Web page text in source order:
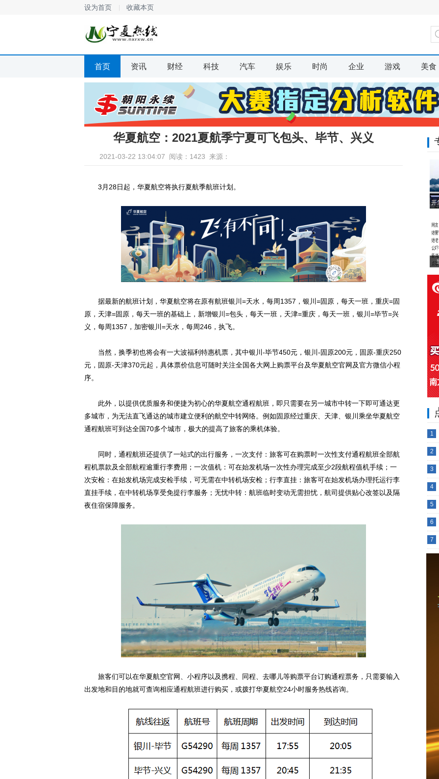
设为首页 收藏本页
首页 资讯 财经 科技 汽车 娱乐 时尚 企业 游戏 美食
华夏航空：2021夏航季宁夏可飞包头、毕节、兴义
2021-03-22 13:04:07 阅读：1423 来源：
3月28日起，华夏航空将执行夏航季航班计划。
据最新的航班计划，华夏航空将在原有航班银川=天水，每周1357，银川=固原，每天一班，重庆=固
原，天津=固原，每天一班的基础上，新增银川=包头，每天一班，天津=重庆，每天一班，银川=毕节=兴
义，每周1357，加密银川=天水，每周246，执飞。
当然，换季初也将会有一大波福利特惠机票，其中银川-毕节450元，银川-固原200元，固原-重庆250
元，固原-天津370元起，具体票价信息可随时关注全国各大网上购票平台及华夏航空官网及官方微信小程
序。
此外，以提供优质服务和便捷为初心的华夏航空通程航班，即只需要在另一城市中转一下即可通达更
多城市，为无法直飞通达的城市建立便利的航空中转网络。例如固原经过重庆、天津、银川乘坐华夏航空
通程航班可到达全国70多个城市，极大的提高了旅客的乘机体验。
同时，通程航班还提供了一站式的出行服务，一次支付：旅客可在购票时一次性支付通程航班全部航
程机票款及全部航程逾重行李费用；一次值机：可在始发机场一次性办理完成至少2段航程值机手续；一
次安检：在始发机场完成安检手续，可无需在中转机场安检；行李直挂：旅客可在始发机场办理托运行李
直挂手续，在中转机场享受免提行李服务；无忧中转：航班临时变动无需担忧，航司提供贴心改签以及隔
夜住宿保障服务。
旅客们可以在华夏航空官网、小程序以及携程、同程、去哪儿等购票平台订购通程票务，只需要输入
出发地和目的地就可查询相应通程航班进行购买，或拨打华夏航空24小时服务热线咨询。
开
1
2
3
4
5
6
7